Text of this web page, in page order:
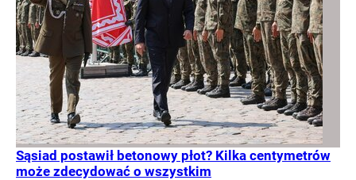
Sąsiad postawił betonowy płot? Kilka centymetrów
może zdecydować o wszystkim